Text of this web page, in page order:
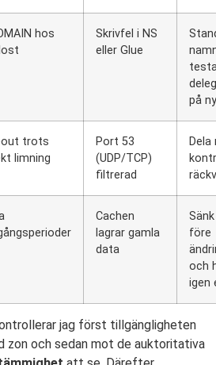
hos
Skrivfel i NS
eller Glue
på
trots
limning
Port 53
(UDP/TCP)
filtrerad
Dela
Cachen
lagrar gamla
data
före
och
igen
jag först tillgängligheten
zon och sedan mot de auktoritativa